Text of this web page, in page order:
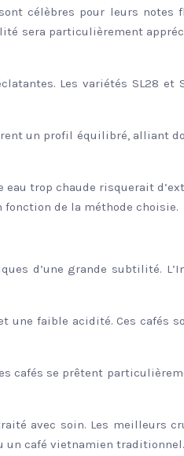
célèbres pour leurs notes
sera particulièrement
Les variétés SL28 et
un profil équilibré, alliant
trop chaude risquerait
fonction de la méthode choisie.
d’une grande subtilité.
une faible acidité. Ces cafés
cafés se prêtent
avec soin. Les meilleurs
un café vietnamien traditionnel.